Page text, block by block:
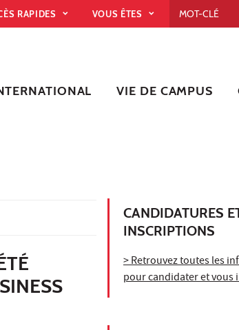
RAPIDES VOUS ÊTES
VIE DE CAMPUS
CANDIDATURES
INSCRIPTIONS
> Retrouvez toutes les
pour candidater et vous